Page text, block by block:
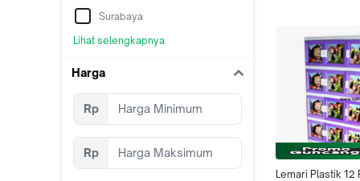
Surabaya
Lihat selengkapnya
Harga
Rp
Rp
Lemari Plastik 12